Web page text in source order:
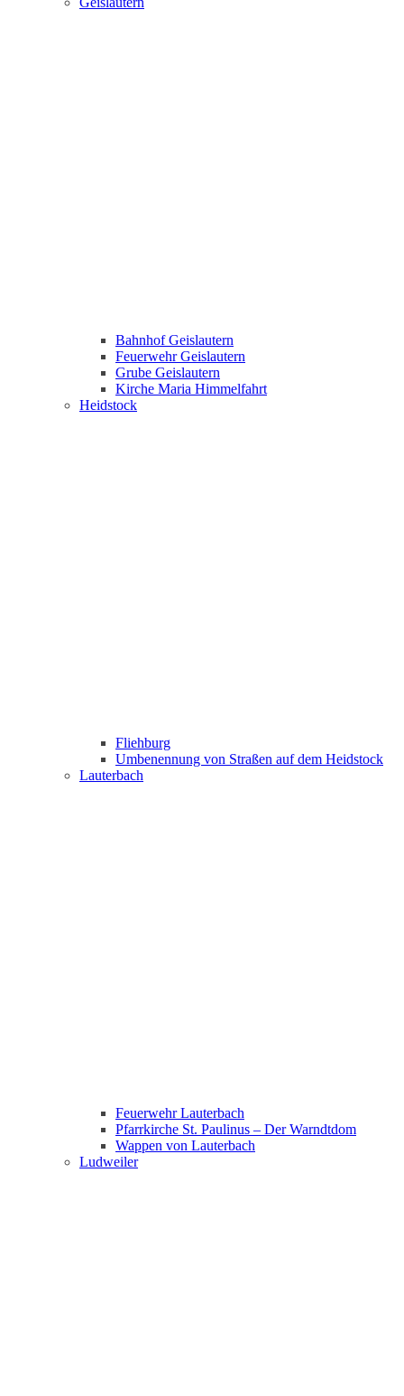
Bahnhof Geislautern
Feuerwehr Geislautern
Grube Geislautern
Kirche Maria Himmelfahrt
Heidstock
Fliehburg
Umbenennung von Straßen auf dem Heidstock
Lauterbach
Feuerwehr Lauterbach
Pfarrkirche St. Paulinus – Der Warndtdom
Wappen von Lauterbach
Ludweiler